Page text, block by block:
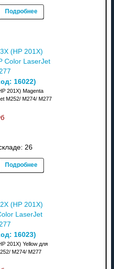
Подробнее
(HP 201X)
Color LaserJet
16022)
201X) Magenta
M252/ M274/ M277
26
Подробнее
(HP 201X)
LaserJet
16023)
201X) Yellow для
M274/ M277